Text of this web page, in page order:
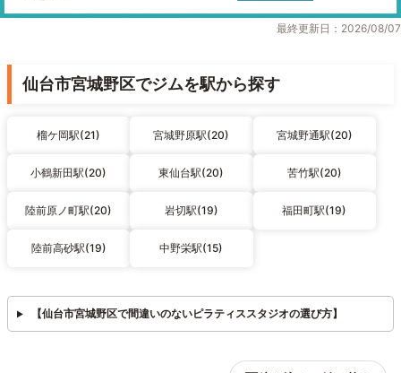
最終更新日：2026/08/07
仙台市宮城野区でジムを駅から探す
榴ケ岡駅(21) 宮城野原駅(20) 宮城野通駅(20)
小鶴新田駅(20) 東仙台駅(20) 苦竹駅(20)
陸前原ノ町駅(20) 岩切駅(19) 福田町駅(19)
陸前高砂駅(19) 中野栄駅(15)
【仙台市宮城野区で間違いのないピラティススタジオの選び方】